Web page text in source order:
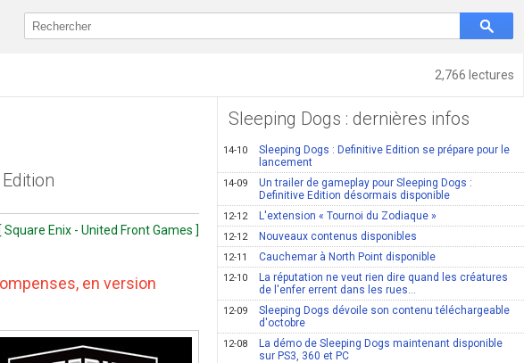
2,766 lectures
Square Enix - United Front Games ]
en version
Sleeping Dogs : dernières infos
14-10
Sleeping Dogs : Definitive Edition se prépare pour le
lancement
14-09
Un trailer de gameplay pour Sleeping Dogs :
Definitive Edition désormais disponible
12-12 L'extension « Tournoi du Zodiaque »
12-12 Nouveaux contenus disponibles
12-11 Cauchemar à North Point disponible
12-10
La réputation ne veut rien dire quand les créatures
de l'enfer errent dans les rues…
12-09
Sleeping Dogs dévoile son contenu téléchargeable
d'octobre
12-08
La démo de Sleeping Dogs maintenant disponible
sur PS3, 360 et PC